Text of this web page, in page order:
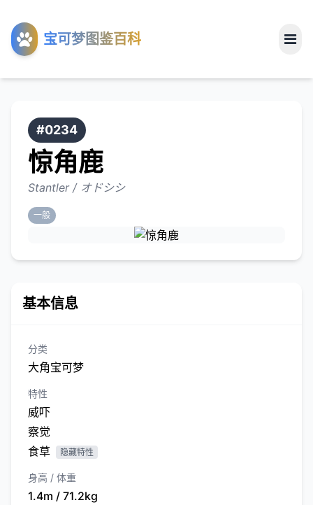
宝可梦图鉴百科
工具
关于
#0234
惊角鹿
Stantler / オドシシ
一般
基本信息
分类
大角宝可梦
特性
威吓
察觉
食草
隐藏特性
身高 / 体重
1.4m / 71.2kg